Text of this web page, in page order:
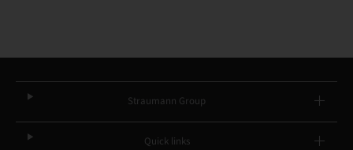
Straumann Group
Quick links